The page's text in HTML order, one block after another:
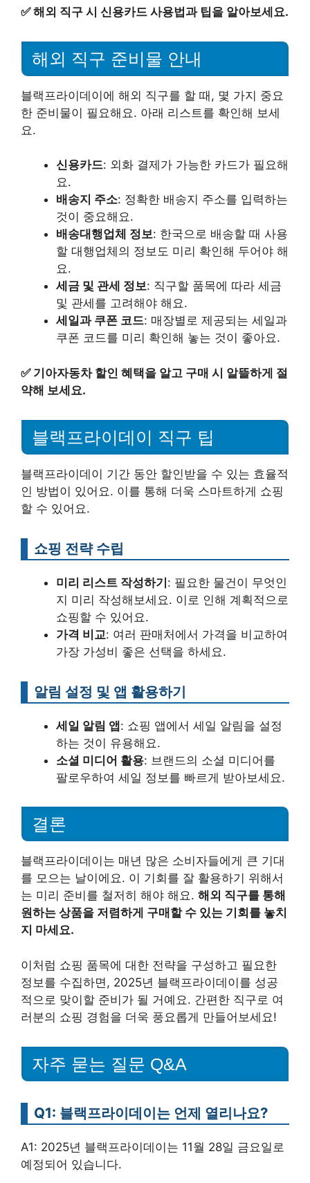
✅해외 직구 시 신용카드 사용법과 팁을 알아보세요.
해외 직구 준비물 안내
블랙프라이데이에 해외 직구를 할 때, 몇 가지 중요
한 준비물이 필요해요. 아래 리스트를 확인해 보세
요.
신용카드: 외화 결제가 가능한 카드가 필요해
요.
배송지 주소: 정확한 배송지 주소를 입력하는
것이 중요해요.
배송대행업체 정보: 한국으로 배송할 때 사용
할 대행업체의 정보도 미리 확인해 두어야 해
요.
세금 및 관세 정보: 직구할 품목에 따라 세금
및 관세를 고려해야 해요.
세일과 쿠폰 코드: 매장별로 제공되는 세일과
쿠폰 코드를 미리 확인해 놓는 것이 좋아요.
✅ 기아자동차 할인 혜택을 알고 구매 시 알뜰하게 절
약해 보세요.
블랙프라이데이 직구 팁
블랙프라이데이 기간 동안 할인받을 수 있는 효율적
인 방법이 있어요. 이를 통해 더욱 스마트하게 쇼핑
할 수 있어요.
쇼핑 전략 수립
미리 리스트 작성하기: 필요한 물건이 무엇인
지 미리 작성해보세요. 이로 인해 계획적으로
쇼핑할 수 있어요.
가격 비교: 여러 판매처에서 가격을 비교하여
가장 가성비 좋은 선택을 하세요.
알림 설정 및 앱 활용하기
세일 알림 앱: 쇼핑 앱에서 세일 알림을 설정
하는 것이 유용해요.
소셜 미디어 활용: 브랜드의 소셜 미디어를
팔로우하여 세일 정보를 빠르게 받아보세요.
결론
블랙프라이데이는 매년 많은 소비자들에게 큰 기대
를 모으는 날이에요. 이 기회를 잘 활용하기 위해서
는 미리 준비를 철저히 해야 해요. 해외 직구를 통해
원하는 상품을 저렴하게 구매할 수 있는 기회를 놓치
지 마세요.
이처럼 쇼핑 품목에 대한 전략을 구성하고 필요한
정보를 수집하면, 2025년 블랙프라이데이를 성공
적으로 맞이할 준비가 될 거예요. 간편한 직구로 여
러분의 쇼핑 경험을 더욱 풍요롭게 만들어보세요!
자주 묻는 질문 Q&A
Q1: 블랙프라이데이는 언제 열리나요?
A1: 2025년 블랙프라이데이는 11월 28일 금요일로
예정되어 있습니다.